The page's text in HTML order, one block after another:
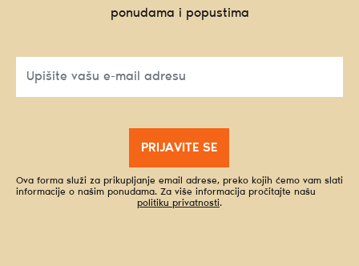
ponudama i popustima
PRIJAVITE SE
Ova forma služi za prikupljanje email adrese, preko kojih ćemo vam slati
informacije o našim ponudama. Za više informacija pročitajte našu
politiku privatnosti.